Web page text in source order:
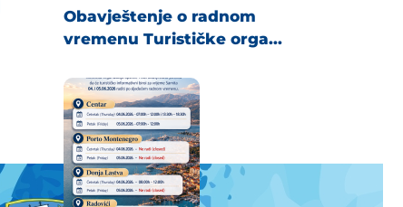
Obavještenje o radnom
vremenu Turističke orga...